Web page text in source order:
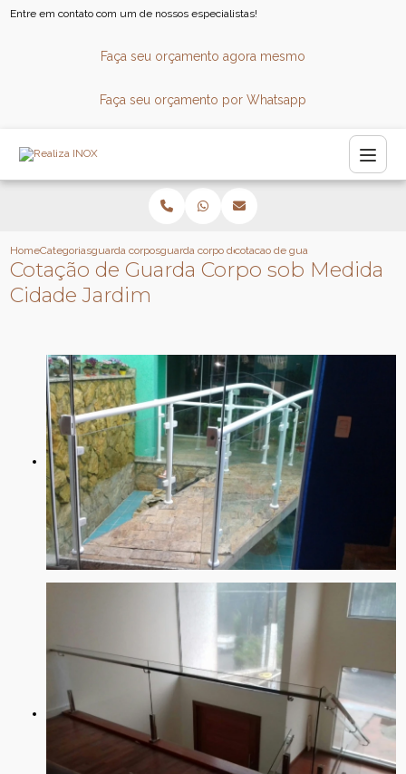
Entre em contato com um de nossos especialistas!
Faça seu orçamento agora mesmo
Faça seu orçamento por Whatsapp
HomeCategoriasguarda corposguarda corpo de vidro para escada
cotacao de guarda corpo sob
Cotação de Guarda Corpo sob Medida
Cidade Jardim